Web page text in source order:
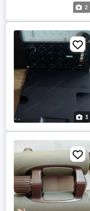
2
3